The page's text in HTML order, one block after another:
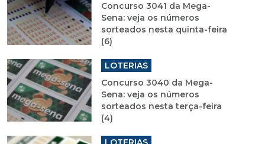
Concurso 3041 da Mega-
Sena: veja os números
sorteados nesta quinta-feira
(6)
LOTERIAS
Concurso 3040 da Mega-
Sena: veja os números
sorteados nesta terça-feira
(4)